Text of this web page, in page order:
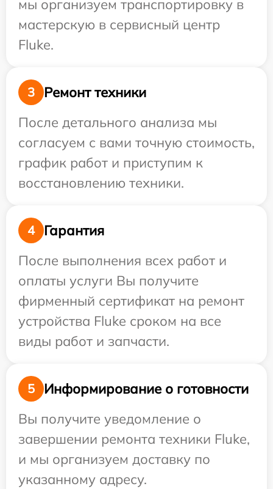
мы организуем транспортировку в
мастерскую в сервисный центр
Fluke.
3
Ремонт техники
После детального анализа мы
согласуем с вами точную стоимость,
график работ и приступим к
восстановлению техники.
4
Гарантия
После выполнения всех работ и
оплаты услуги Вы получите
фирменный сертификат на ремонт
устройства Fluke сроком на все
виды работ и запчасти.
5
Информирование о готовности
Вы получите уведомление о
завершении ремонта техники Fluke,
и мы организуем доставку по
указанному адресу.